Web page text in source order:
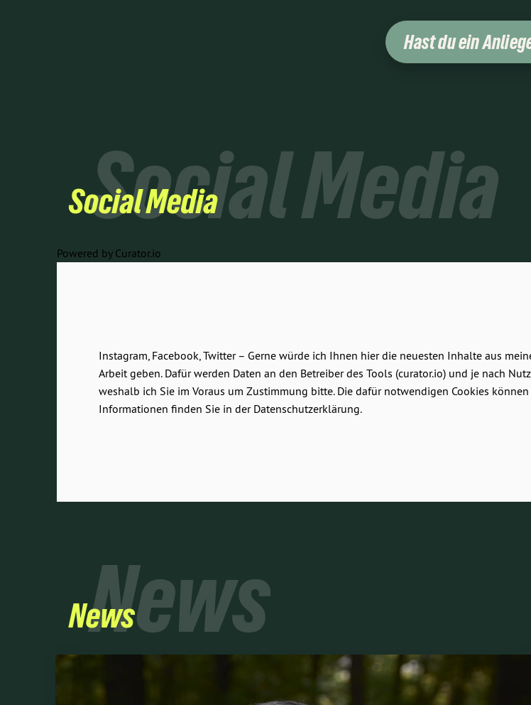
Hast du ein
Social Media
Social Media
Powered by Curator.io
Instagram, Facebook, Twitter – Gerne würde ich Ihnen hier die neuesten Inhalte aus
Arbeit geben. Dafür werden Daten an den Betreiber des Tools (curator.io) und je nach
weshalb ich Sie im Voraus um Zustimmung bitte. Die dafür notwendigen Cookies
Informationen finden Sie in der Datenschutzerklärung.
News
News